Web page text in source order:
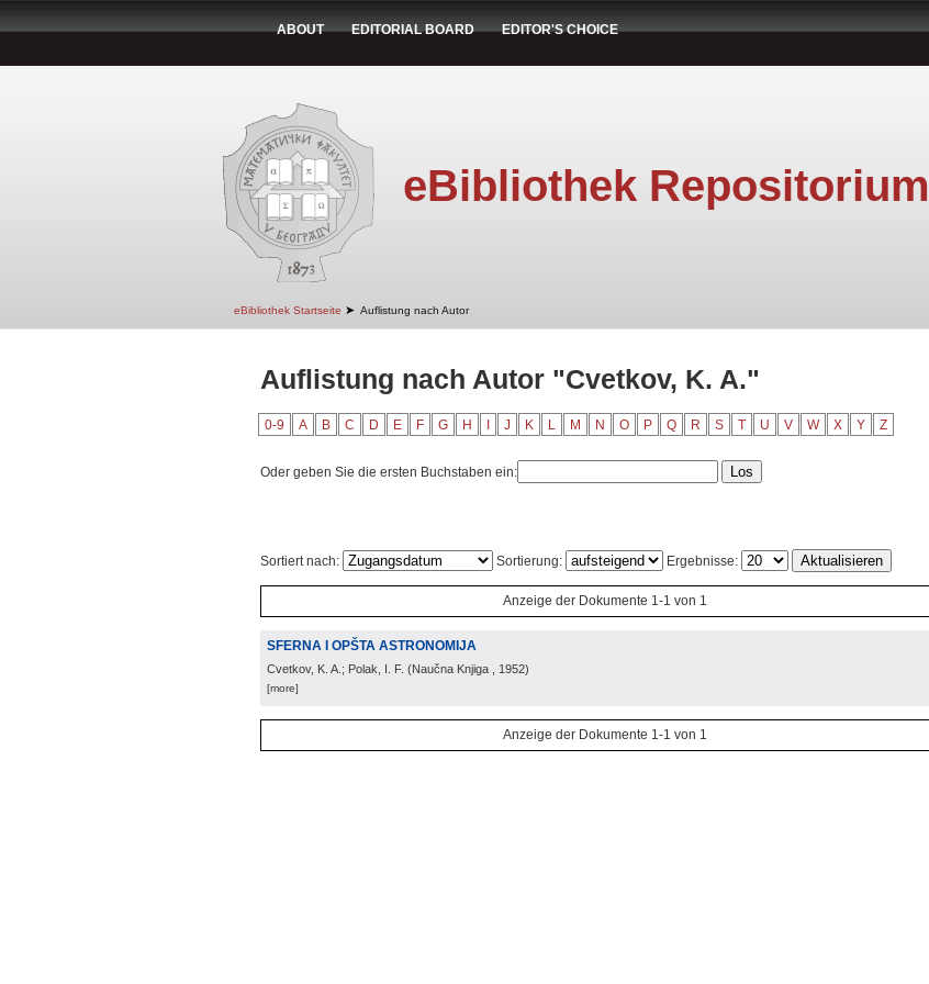
ABOUT EDITORIAL BOARD EDITOR'S CHOICE
eBibliothek Repositorium
eBibliothek Startseite ➤ Auflistung nach Autor
Auflistung nach Autor "Cvetkov, K. A."
0-9 A B C D E F G H J K L M N O P Q R S T U V W X Y Z
Oder geben Sie die ersten Buchstaben ein:
Sortiert nach: Sortierung: Ergebnisse:
Anzeige der Dokumente 1-1 von 1
SFERNA I OPŠTA ASTRONOMIJA
Cvetkov, K. A.; Polak, I. F. (Naučna Knjiga , 1952)
[more]
Anzeige der Dokumente 1-1 von 1